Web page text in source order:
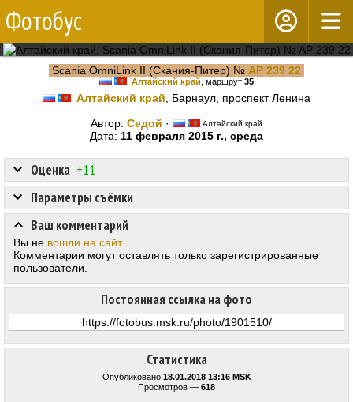
Фотобус
Scania OmniLink II (Скания-Питер) № АР 239 22
Алтайский край , маршрут 35
Алтайский край , Барнаул, проспект Ленина
Автор: Cедой · Алтайский край
Дата: 11 февраля 2015 г., среда
Статистика
Опубликовано 18.01.2018 13:16 MSK
Просмотров — 618
Оценка +11
Постоянная ссылка на фото
Параметры съёмки
Ваш комментарий
Вы не вошли на сайт.
Комментарии могут оставлять только зарегистрированные
пользователи.